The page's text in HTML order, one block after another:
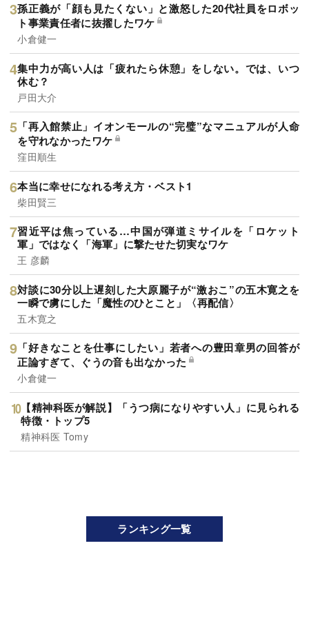
孫正義が「顔も見たくない」と激怒した20代社員をロボッ
ト事業責任者に抜擢したワケ
小倉健一
集中力が高い人は「疲れたら休憩」をしない。では、いつ
休む？
戸田大介
「再入館禁止」イオンモールの“完璧”なマニュアルが人命
を守れなかったワケ
窪田順生
本当に幸せになれる考え方・ベスト1
柴田賢三
習近平は焦っている…中国が弾道ミサイルを「ロケット
軍」ではなく「海軍」に撃たせた切実なワケ
王 彦麟
対談に30分以上遅刻した大原麗子が“激おこ”の五木寛之を
一瞬で虜にした「魔性のひとこと」〈再配信〉
五木寛之
「好きなことを仕事にしたい」若者への豊田章男の回答が
正論すぎて、ぐうの音も出なかった
小倉健一
【精神科医が解説】「うつ病になりやすい人」に見られる
特徴・トップ5
精神科医 Tomy
ランキング一覧